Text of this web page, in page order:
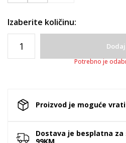
Izaberite količinu:
Potrebno je
Proizvod je moguće
Dostava je besplatna